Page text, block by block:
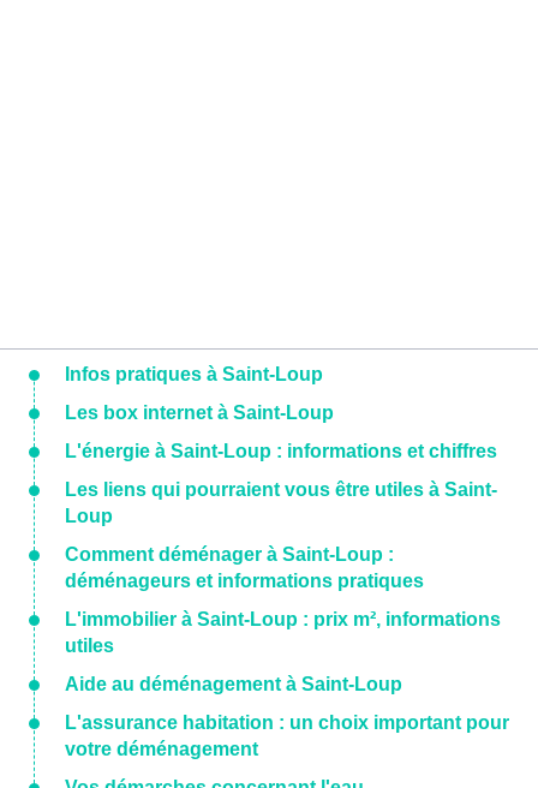
Infos pratiques à Saint-Loup
Les box internet à Saint-Loup
L'énergie à Saint-Loup : informations et chiffres
Les liens qui pourraient vous être utiles à Saint-
Loup
Comment déménager à Saint-Loup :
déménageurs et informations pratiques
L'immobilier à Saint-Loup : prix m², informations
utiles
Aide au déménagement à Saint-Loup
L'assurance habitation : un choix important pour
votre déménagement